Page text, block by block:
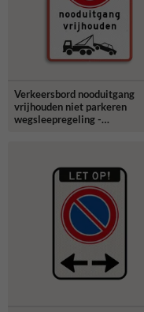
Verkeersbord nooduitgang
vrijhouden niet parkeren
wegsleepregeling -